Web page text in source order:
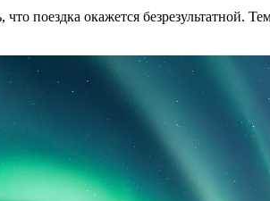
поездка окажется